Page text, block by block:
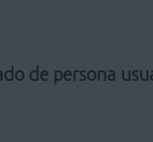
de persona